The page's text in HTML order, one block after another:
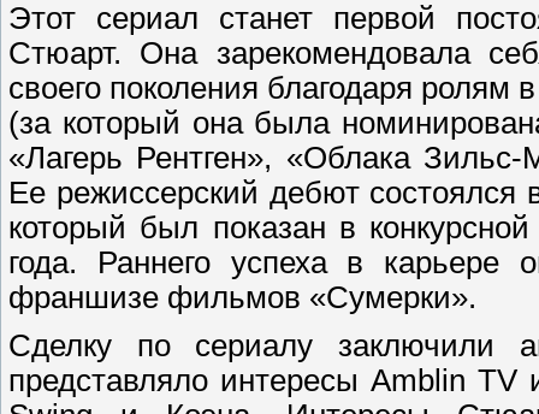
Этот сериал станет первой
Стюарт. Она зарекомендовала
своего поколения благодаря
(за который она была
«Лагерь Рентген», «Облака
Ее режиссерский дебют
который был показан в
года. Раннего успеха в карьере
франшизе фильмов «Сумерки».
Сделку по сериалу заключили
представляло интересы Amblin